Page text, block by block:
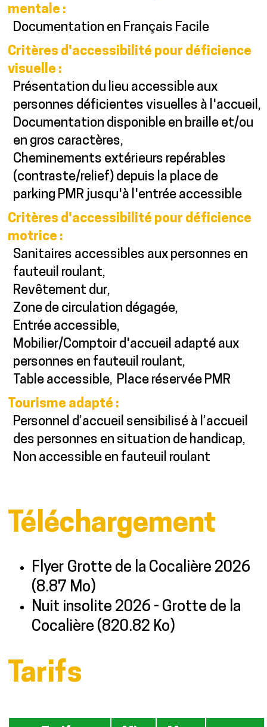
mentale :
Documentation en Français Facile
Critères d'accessibilité pour déficience
visuelle :
Présentation du lieu accessible aux
personnes déficientes visuelles à l'accueil
Documentation disponible en braille et/ou
en gros caractères
Cheminements extérieurs repérables
(contraste/relief) depuis la place de
parking PMR jusqu'à l'entrée accessible
Critères d'accessibilité pour déficience
motrice :
Sanitaires accessibles aux personnes en
fauteuil roulant
Revêtement dur
Zone de circulation dégagée
Entrée accessible
Mobilier/Comptoir d'accueil adapté aux
personnes en fauteuil roulant
Table accessible Place réservée PMR
Tourisme adapté :
Personnel d’accueil sensibilisé à l’accueil
des personnes en situation de handicap
Non accessible en fauteuil roulant
Téléchargement
Flyer Grotte de la Cocalière 2026
(8.87 Mo)
Nuit insolite 2026 - Grotte de la
Cocalière (820.82 Ko)
Tarifs